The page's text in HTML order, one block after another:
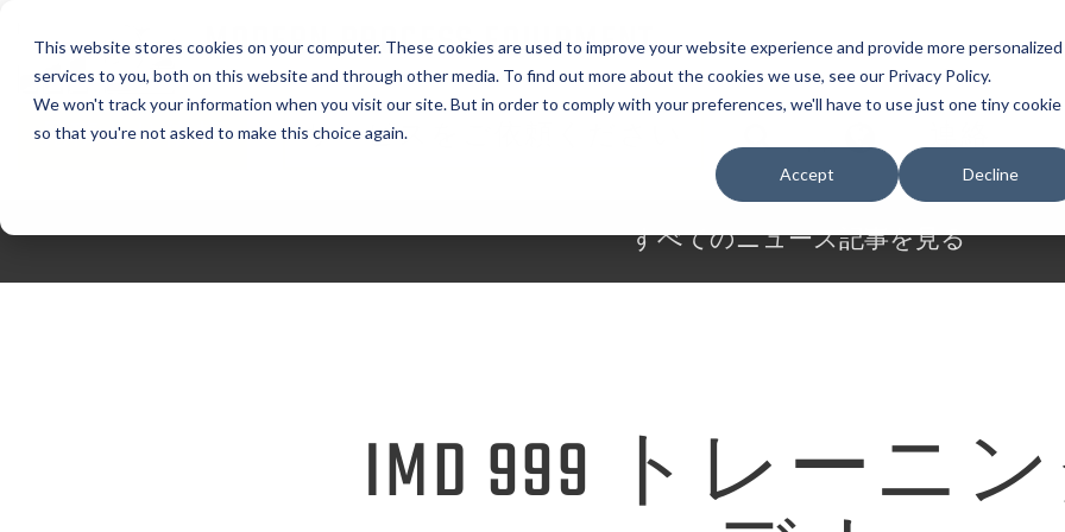
This website stores cookies on your computer. These cookies are used to improve your website experience and provide more personalized
services to you, both on this website and through other media. To find out more about the cookies we use, see our Privacy Policy.
We won't track your information when you visit our site. But in order to comply with your preferences, we'll have to use just one tiny cookie
so that you're not asked to make this choice again.
Accept Decline
MODERN PROCESS EQUIPMENT
CORPORATION
見積もり依頼 サービスをご依頼ください 言語 連絡
すべてのニュース記事を見る
IMD 999 トレーニ